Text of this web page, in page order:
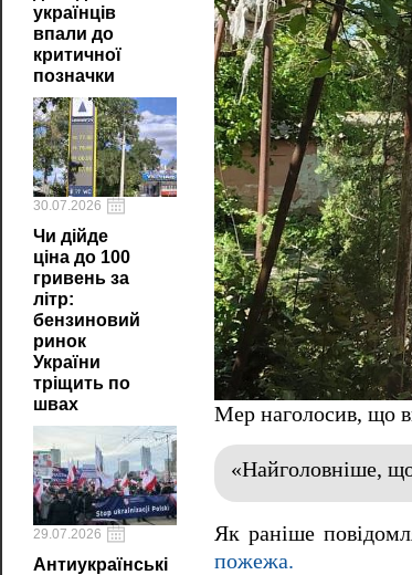
українців
впали до
критичної
позначки
30.07.2026
Чи дійде
ціна до 100
гривень за
літр:
бензиновий
ринок
України
тріщить по
швах
29.07.2026
Антиукраїнські
Мер наголосив, що
«Найголовніше,
Як раніше
пожежа.